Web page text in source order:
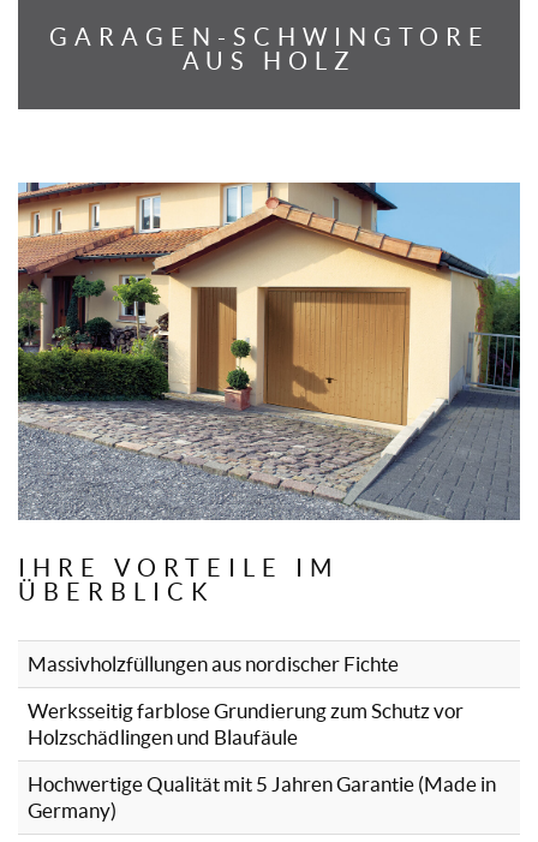
GARAGEN-SCHWINGTORE
AUS HOLZ
IHRE VORTEILE IM
ÜBERBLICK
Massivholzfüllungen aus nordischer Fichte
Werksseitig farblose Grundierung zum Schutz vor
Holzschädlingen und Blaufäule
Hochwertige Qualität mit 5 Jahren Garantie (Made in
Germany)